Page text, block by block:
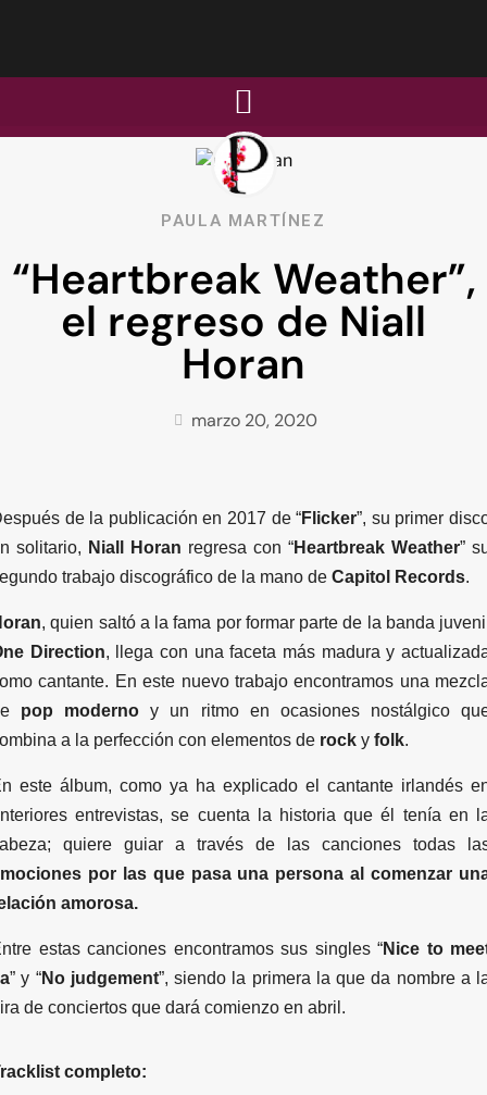
PAULA MARTÍNEZ
“Heartbreak Weather”,
el regreso de Niall
Horan
marzo 20, 2020
de la publicación en 2017 de “Flicker”, su primer
solitario, Niall Horan regresa con “Heartbreak Weather”
trabajo discográfico de la mano de Capitol Records.
, quien saltó a la fama por formar parte de la banda
Direction, llega con una faceta más madura y
cantante. En este nuevo trabajo encontramos una
pop moderno y un ritmo en ocasiones nostálgico
a la perfección con elementos de rock y folk.
este álbum, como ya ha explicado el cantante irlandés
entrevistas, se cuenta la historia que él tenía en
quiere guiar a través de las canciones todas
por las que pasa una persona al comenzar
amorosa.
estas canciones encontramos sus singles “Nice to
” y “No judgement”, siendo la primera la que da nombre a
de conciertos que dará comienzo en abril.
completo: